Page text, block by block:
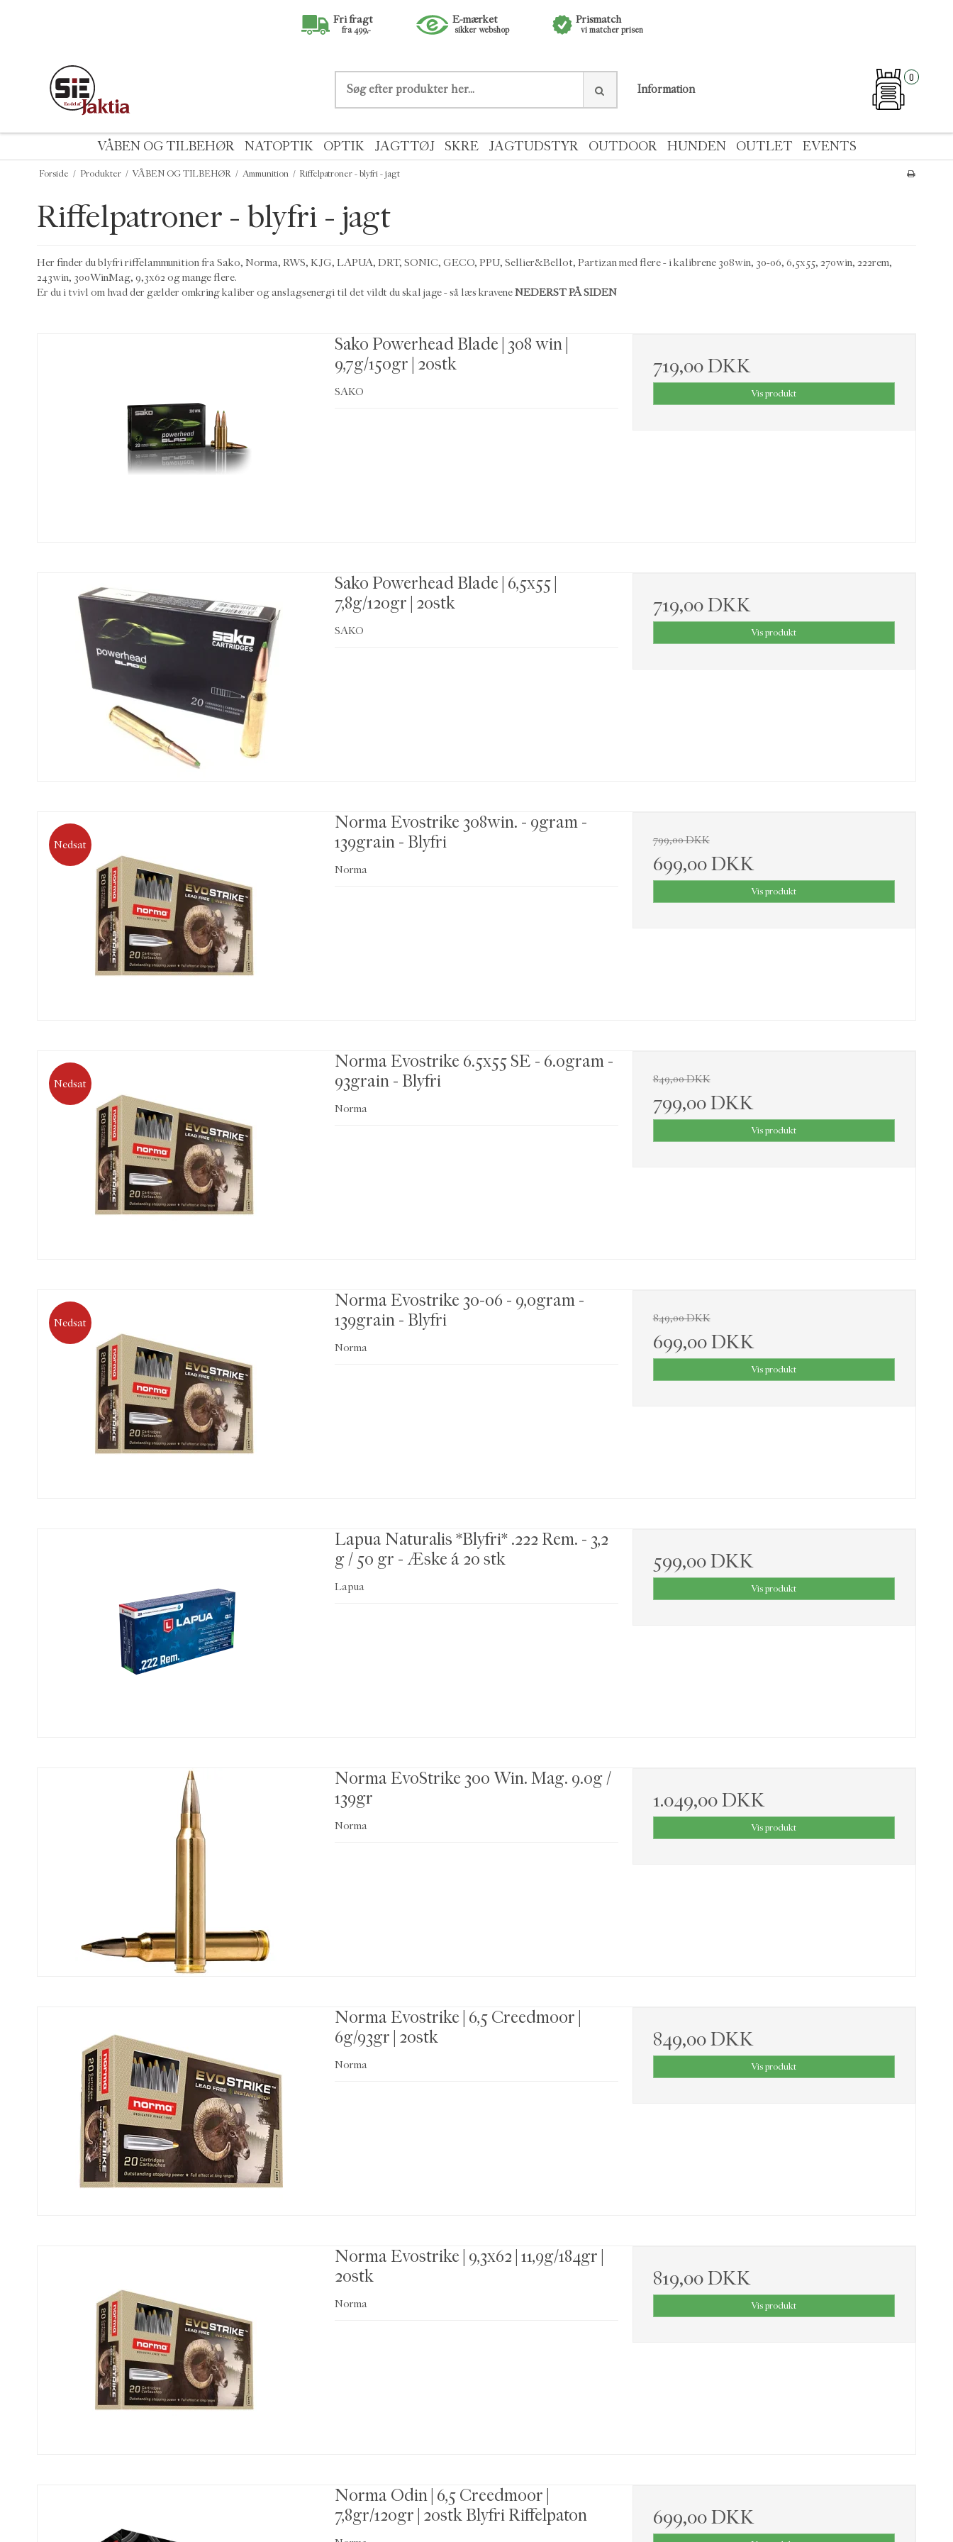
Fri fragt
fra 499,-
E-mærket
sikker webshop
Prismatch
vi matcher prisen
Information
0
VÅBEN OG TILBEHØR NATOPTIK OPTIK JAGTTØJ SKRE JAGTUDSTYR OUTDOOR HUNDEN OUTLET EVENTS
Forside / Produkter / VÅBEN OG TILBEHØR / Ammunition / Riffelpatroner - blyfri - jagt
Riffelpatroner - blyfri - jagt
Her finder du blyfri riffelammunition fra Sako, Norma, RWS, KJG, LAPUA, DRT, SONIC, GECO, PPU, Sellier&Bellot, Partizan med flere - i kalibrene 308win, 30-06, 6,5x55, 270win, 222rem,
243win, 300WinMag, 9,3x62 og mange flere.
Er du i tvivl om hvad der gælder omkring kaliber og anslagsenergi til det vildt du skal jage - så læs kraveneNEDERST PÅ SIDEN
Sako Powerhead Blade | 308 win |
9,7g/150gr | 20stk
SAKO
719,00 DKK
Vis produkt
Sako Powerhead Blade | 6,5x55 |
7,8g/120gr | 20stk
SAKO
719,00 DKK
Vis produkt
Nedsat
Norma Evostrike 308win. - 9gram -
139grain - Blyfri
Norma
799,00 DKK
699,00 DKK
Vis produkt
Nedsat
Norma Evostrike 6.5x55 SE - 6.0gram -
93grain - Blyfri
Norma
849,00 DKK
799,00 DKK
Vis produkt
Nedsat
Norma Evostrike 30-06 - 9,0gram -
139grain - Blyfri
Norma
849,00 DKK
699,00 DKK
Vis produkt
Lapua Naturalis *Blyfri* .222 Rem. - 3,2
g / 50 gr - Æske á 20 stk
Lapua
599,00 DKK
Vis produkt
Norma EvoStrike 300 Win. Mag. 9.0g /
139gr
Norma
1.049,00 DKK
Vis produkt
Norma Evostrike | 6,5 Creedmoor |
6g/93gr | 20stk
Norma
849,00 DKK
Vis produkt
Norma Evostrike | 9,3x62 | 11,9g/184gr |
20stk
Norma
819,00 DKK
Vis produkt
Norma Odin | 6,5 Creedmoor |
7,8gr/120gr | 20stk Blyfri Riffelpaton
699,00 DKK